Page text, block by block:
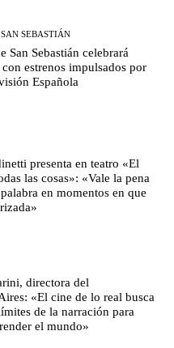
SEBASTIÁN
San Sebastián celebrará
estrenos impulsados por
Española
presenta en teatro «El
las cosas»: «Vale la pena
en momentos en que
directora del
«El cine de lo real busca
de la narración para
el mundo»